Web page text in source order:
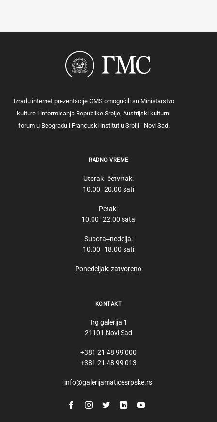
Izradu internet prezentacije GMS omogućili su Ministarstvo
kulture i informisanja Republike Srbije, Austrijski kulturni
forum u Beogradu i Francuski institut u Srbiji - Novi Sad.
RADNO VREME
Utorak‒četvrtak:
10.00‒20.00 sati
Petak:
10.00‒22.00 sata
Subota‒nedelja:
10.00‒18.00 sati
Ponedeljak: zatvoreno
KONTAKT
Trg galerija 1
21101 Novi Sad
+381 21 48 99 000
+381 21 48 99 013
info@galerijamaticesrpske.rs